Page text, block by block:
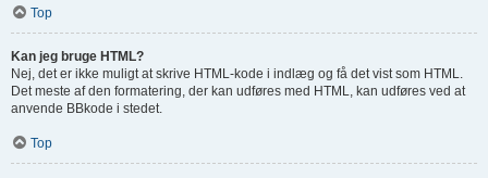
Top
Kan jeg bruge HTML?
Nej, det er ikke muligt at skrive HTML-kode i indlæg og få det vist som HTML.
Det meste af den formatering, der kan udføres med HTML, kan udføres ved at
anvende BBkode i stedet.
Top